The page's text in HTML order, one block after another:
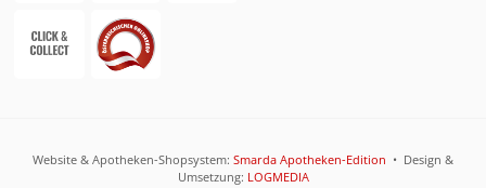
Website & Apotheken-Shopsystem: Smarda Apotheken-Edition • Design &
Umsetzung: LOGMEDIA